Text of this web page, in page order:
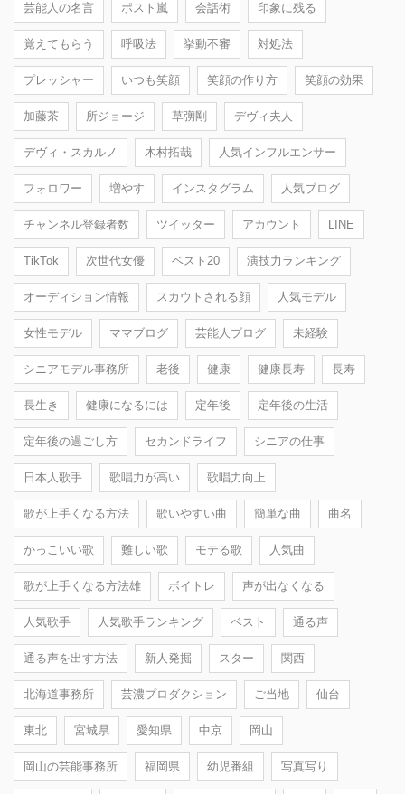
芸能人の名言 ポスト嵐 会話術 印象に残る
覚えてもらう 呼吸法 挙動不審 対処法
プレッシャー いつも笑顔 笑顔の作り方 笑顔の効果
加藤茶 所ジョージ 草彅剛 デヴィ夫人
デヴィ・スカルノ 木村拓哉 人気インフルエンサー
フォロワー 増やす インスタグラム 人気ブログ
チャンネル登録者数 ツイッター アカウント LINE
TikTok 次世代女優 ベスト20 演技力ランキング
オーディション情報 スカウトされる顔 人気モデル
女性モデル ママブログ 芸能人ブログ 未経験
シニアモデル事務所 老後 健康 健康長寿 長寿
長生き 健康になるには 定年後 定年後の生活
定年後の過ごし方 セカンドライフ シニアの仕事
日本人歌手 歌唱力が高い 歌唱力向上
歌が上手くなる方法 歌いやすい曲 簡単な曲 曲名
かっこいい歌 難しい歌 モテる歌 人気曲
歌が上手くなる方法雄 ボイトレ 声が出なくなる
人気歌手 人気歌手ランキング ベスト 通る声
通る声を出す方法 新人発掘 スター 関西
北海道事務所 芸濃プロダクション ご当地 仙台
東北 宮城県 愛知県 中京 岡山
岡山の芸能事務所 福岡県 幼児番組 写真写り